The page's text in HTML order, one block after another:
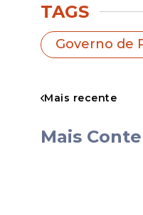
federal,
TAGS
Governo de
Mais recente
Mais